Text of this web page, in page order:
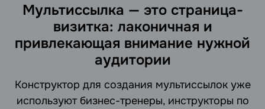
Мультиссылка — это страница-
визитка: лаконичная и
привлекающая внимание нужной
аудитории
Конструктор для создания мультиссылок уже
используют бизнес-тренеры, инструкторы по